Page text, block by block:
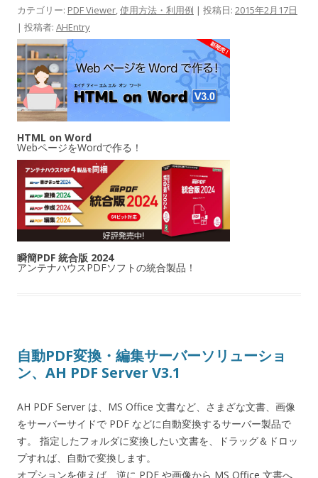
カテゴリー: PDF Viewer,使用方法・利用例 | 投稿日: 2015年2月17日
| 投稿者: AHEntry
HTML on Word
WebページをWordで作る！
瞬簡PDF 統合版 2024
アンテナハウスPDFソフトの統合製品！
自動PDF変換・編集サーバーソリューショ
ン、AH PDF Server V3.1
AH PDF Server は、MS Office 文書など、さまざな文書、画像
をサーバーサイドで PDF などに自動変換するサーバー製品で
す。 指定したフォルダに変換したい文書を、ドラッグ＆ドロッ
プすれば、自動で変換します。
オプションを使えば、逆に PDF や画像から MS Office 文書へ